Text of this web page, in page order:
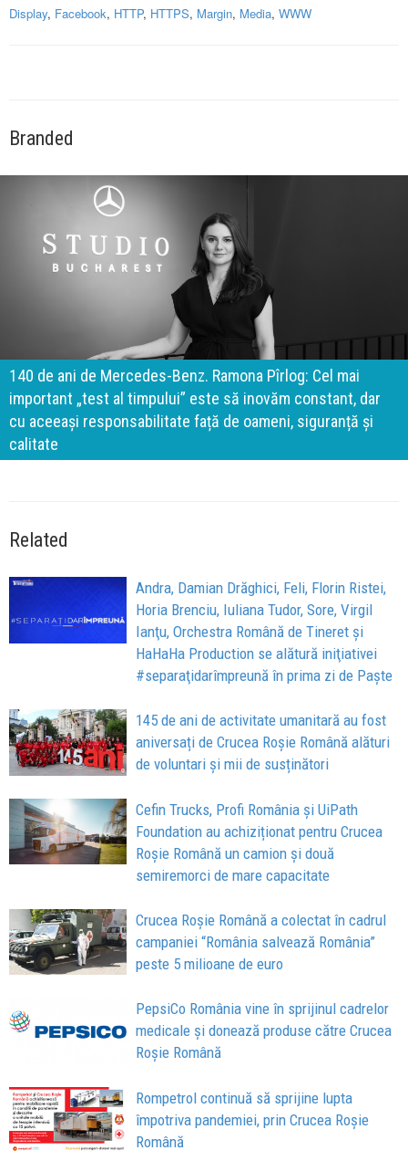
Display, Facebook, HTTP, HTTPS, Margin, Media, WWW
Branded
140 de ani de Mercedes-Benz. Ramona Pîrlog: Cel mai
important „test al timpului” este să inovăm constant, dar
cu aceeași responsabilitate față de oameni, siguranță și
calitate
Related
Andra, Damian Drăghici, Feli, Florin Ristei,
Horia Brenciu, Iuliana Tudor, Sore, Virgil
Ianţu, Orchestra Română de Tineret şi
HaHaHa Production se alătură iniţiativei
#separaţidarîmpreună în prima zi de Paște
145 de ani de activitate umanitară au fost
aniversați de Crucea Roșie Română alături
de voluntari și mii de susținători
Cefin Trucks, Profi România şi UiPath
Foundation au achiziționat pentru Crucea
Roșie Română un camion și două
semiremorci de mare capacitate
Crucea Roșie Română a colectat în cadrul
campaniei “România salvează România”
peste 5 milioane de euro
PepsiCo România vine în sprijinul cadrelor
medicale și donează produse către Crucea
Roșie Română
Rompetrol continuă să sprijine lupta
împotriva pandemiei, prin Crucea Roșie
Română